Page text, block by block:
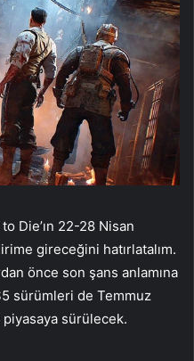
Die’ın 22-28 Nisan
gireceğini hatırlatalım.
önce son şans anlamına
sürümleri de Temmuz
sürülecek.